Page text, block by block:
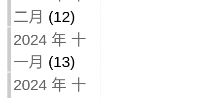
二月 (12)
2024 年 十
一月 (13)
2024 年 十